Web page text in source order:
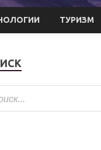
ТУРИЗМ